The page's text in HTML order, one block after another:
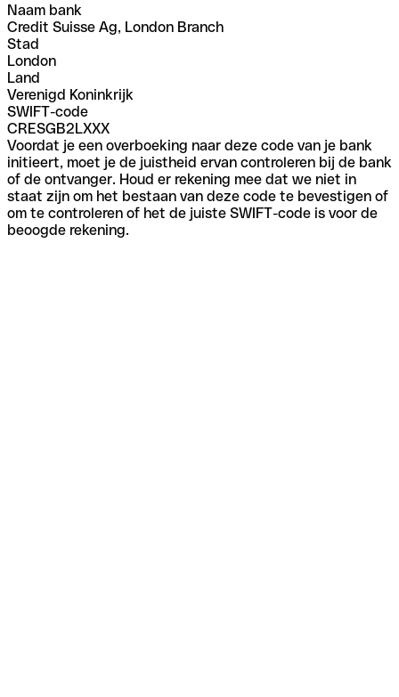
Naam bank
Credit Suisse Ag, London Branch
Stad
London
Land
Verenigd Koninkrijk
SWIFT-code
CRESGB2LXXX
Voordat je een overboeking naar deze code van je bank
initieert, moet je de juistheid ervan controleren bij de bank
of de ontvanger. Houd er rekening mee dat we niet in
staat zijn om het bestaan van deze code te bevestigen of
om te controleren of het de juiste SWIFT-code is voor de
beoogde rekening.